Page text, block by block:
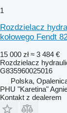
1
Rozdzielacz
kołowego Fendt
15 000 zł ≈ 3 484 €
Rozdzielacz
G835960025016
Polska,
PHU "Karetina"
Kontakt z dealerem